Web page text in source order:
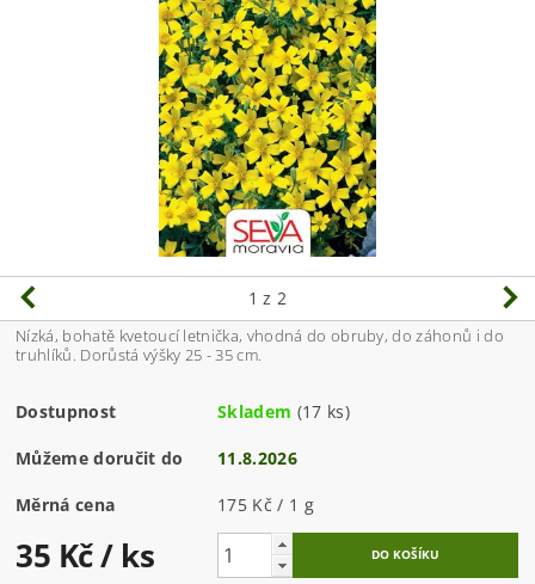
1 z 2
Nízká, bohatě kvetoucí letnička, vhodná do obruby, do záhonů i do
truhlíků. Dorůstá výšky 25 - 35 cm.
Dostupnost Skladem (17 ks)
Můžeme doručit do 11.8.2026
Měrná cena 175 Kč / 1 g
35 Kč/ ks